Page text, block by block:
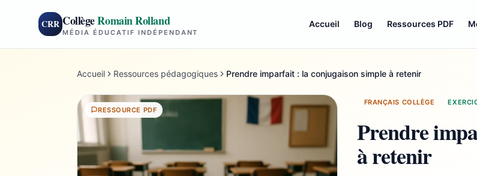
CRR CollègeRomain Rolland
MÉDIA ÉDUCATIF INDÉPENDANT
Accueil Blog Ressources PDF
Accueil Ressources pédagogiques Prendre imparfait : la conjugaison simple à retenir
RESSOURCE PDF
FRANÇAIS COLLÈGE
Prendre
à retenir